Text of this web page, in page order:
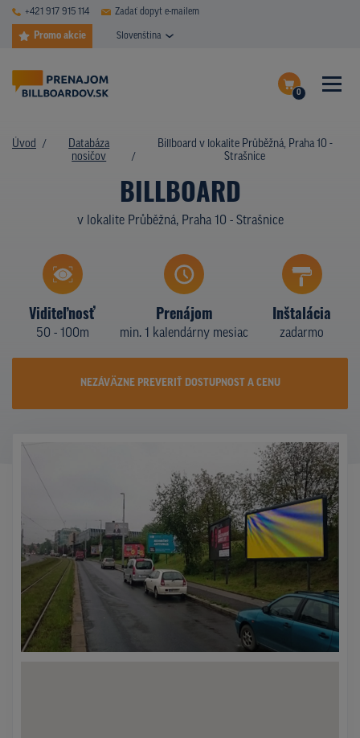
+421 917 915 114 Zadať dopyt e-mailem
Promo akcie Slovenština
0
Dokončiť dopyt
DATABÁZA NOSIČOV
PLOCHY V AKCII
CENY
TYPY NOSIČOV
KTO SME
KONTAKTY
Úvod
Databáza
nosičov
Billboard v lokalite Průběžná, Praha 10 -
Strašnice
BILLBOARD
v lokalite Průběžná, Praha 10 - Strašnice
Viditeľnosť
50 - 100m
Prenájom
min. 1 kalendárny mesiac
Inštalácia
zadarmo
NEZÁVÄZNE PREVERIŤ DOSTUPNOST A CENU